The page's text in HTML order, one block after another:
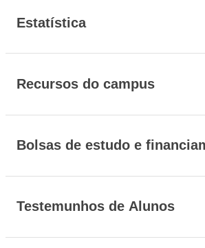
Estatística
Recursos do campus
Bolsas de estudo e
Testemunhos de Alunos